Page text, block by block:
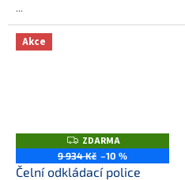
...
Akce
Z
D
A
R
ZDARMA
9 934 Kč –10 %
Čelní odkládací police